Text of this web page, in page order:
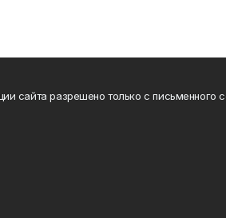
сайта разрешено только с письменного